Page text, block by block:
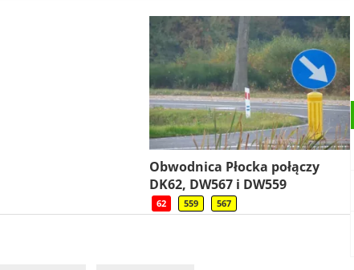
Obwodnica Płocka połączy
DK62, DW567 i DW559
62 559 567